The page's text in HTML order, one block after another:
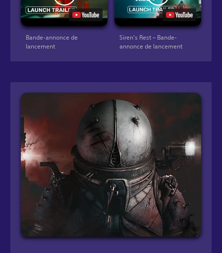
Bande-annonce de
lancement
Siren's Rest – Bande-
annonce de lancement